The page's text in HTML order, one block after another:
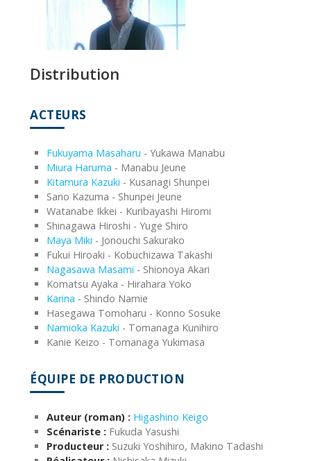
Distribution
ACTEURS
Fukuyama Masaharu - Yukawa Manabu
Miura Haruma - Manabu Jeune
Kitamura Kazuki - Kusanagi Shunpei
Sano Kazuma - Shunpei Jeune
Watanabe Ikkei - Kuribayashi Hiromi
Shinagawa Hiroshi - Yuge Shiro
Maya Miki - Jonouchi Sakurako
Fukui Hiroaki - Kobuchizawa Takashi
Nagasawa Masami - Shionoya Akari
Komatsu Ayaka - Hirahara Yoko
Karina - Shindo Namie
Hasegawa Tomoharu - Konno Sosuke
Namioka Kazuki - Tomanaga Kunihiro
Kanie Keizo - Tomanaga Yukimasa
ÉQUIPE DE PRODUCTION
Auteur (roman) : Higashino Keigo
Scénariste : Fukuda Yasushi
Producteur : Suzuki Yoshihiro, Makino Tadashi